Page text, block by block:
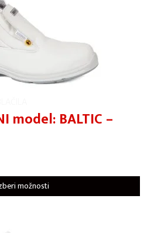
model: BALTIC –
možnosti